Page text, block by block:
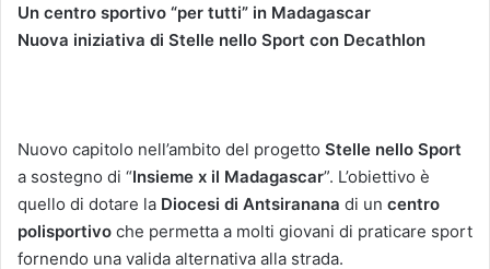
Un centro sportivo “per tutti” in Madagascar
Nuova iniziativa di Stelle nello Sport con Decathlon
Nuovo capitolo nell’ambito del progetto Stelle nello Sport
a sostegno di “Insieme x il Madagascar”. L’obiettivo è
quello di dotare la Diocesi di Antsiranana di un centro
polisportivo che permetta a molti giovani di praticare sport
fornendo una valida alternativa alla strada.